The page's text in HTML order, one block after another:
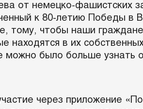
от немецко-фашистских
к 80-летию Победы в
тому, чтобы наши
находятся в их
можно было больше узнать
через приложение